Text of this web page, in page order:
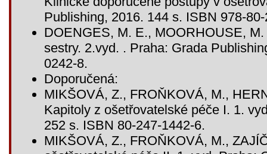
Publishing, 2016. 144 s. ISBN 978-
DOENGES, M. E., MOORHOUSE,
sestry. 2.vyd. . Praha: Grada
0242-8.
Doporučená:
MIKŠOVÁ, Z., FROŇKOVÁ, M.,
Kapitoly z ošetřovatelské péče I. 1.
252 s. ISBN 80-247-1442-6.
MIKŠOVÁ, Z., FROŇKOVÁ, M.,